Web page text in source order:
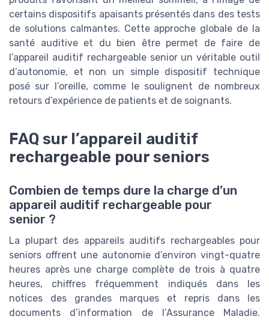
certains dispositifs apaisants présentés dans des tests
de solutions calmantes. Cette approche globale de la
santé auditive et du bien être permet de faire de
l’appareil auditif rechargeable senior un véritable outil
d’autonomie, et non un simple dispositif technique
posé sur l’oreille, comme le soulignent de nombreux
retours d’expérience de patients et de soignants.
FAQ sur l’appareil auditif
rechargeable pour seniors
Combien de temps dure la charge d’un
appareil auditif rechargeable pour
senior ?
La plupart des appareils auditifs rechargeables pour
seniors offrent une autonomie d’environ vingt-quatre
heures après une charge complète de trois à quatre
heures, chiffres fréquemment indiqués dans les
notices des grandes marques et repris dans les
documents d’information de l’Assurance Maladie.